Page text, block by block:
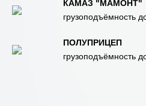
КАМАЗ "МАМОНТ"
грузоподъёмность
ПОЛУПРИЦЕП
грузоподъёмность